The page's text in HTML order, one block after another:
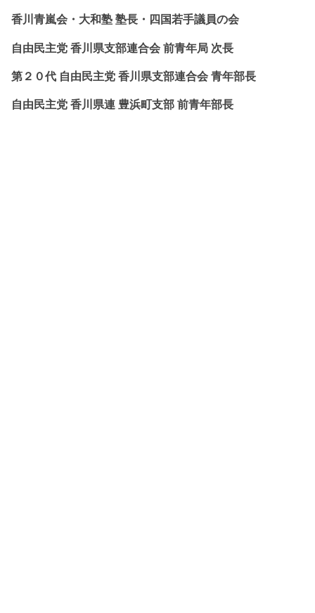
香川青嵐会・ 大和塾 塾長・四国若手議員の会
自由民主党 香川県支部連合会 前青年局 次長
第２０代 自由民主党 香川県支部連合会 青年部長
自由民主党 香川県連 豊浜町支部 前青年部長